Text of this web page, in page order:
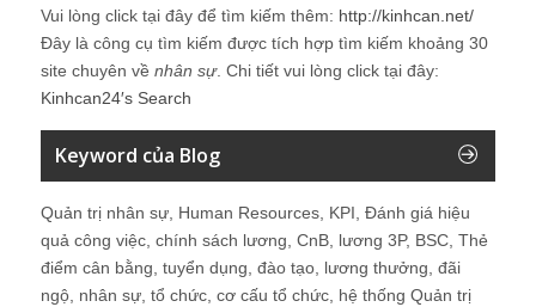
Vui lòng click tại đây để tìm kiếm thêm: http://kinhcan.net/
Đây là công cụ tìm kiếm được tích hợp tìm kiếm khoảng 30
site chuyên về nhân sự. Chi tiết vui lòng click tại đây:
Kinhcan24′s Search
Keyword của Blog
Quản trị nhân sự, Human Resources, KPI, Đánh giá hiệu
quả công việc, chính sách lương, CnB, lương 3P, BSC, Thẻ
điểm cân bằng, tuyển dụng, đào tạo, lương thưởng, đãi
ngộ, nhân sự, tổ chức, cơ cấu tổ chức, hệ thống Quản trị